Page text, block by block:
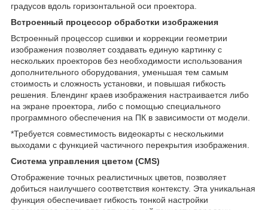
градусов вдоль горизонтальной оси проектора.
Встроенный процессор обработки изображения
Встроенный процессор сшивки и коррекции геометрии
изображения позволяет создавать единую картинку с
нескольких проекторов без необходимости использования
дополнительного оборудования, уменьшая тем самым
стоимость и сложность установки, и повышая гибкость
решения. Блендинг краев изображения настраивается либо
на экране проектора, либо с помощью специального
программного обеспечения на ПК в зависимости от модели.
*Требуется совместимость видеокарты с несколькими
выходами с функцией частичного перекрытия изображения.
Система управления цветом (CMS)
Отображение точных реалистичных цветов, позволяет
добиться наилучшего соответствия контексту. Эта уникальная
функция обеспечивает гибкость тонкой настройки